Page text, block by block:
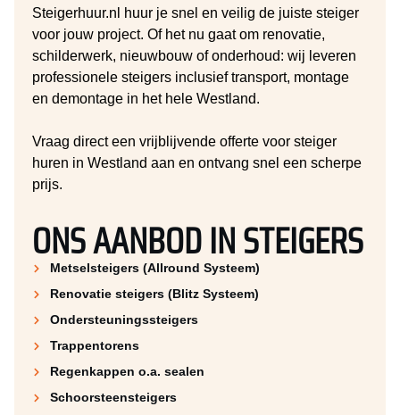
Steigerhuur.nl huur je snel en veilig de juiste steiger
voor jouw project. Of het nu gaat om renovatie,
schilderwerk, nieuwbouw of onderhoud: wij leveren
professionele steigers inclusief transport, montage
en demontage in het hele Westland.
Vraag direct een vrijblijvende offerte voor steiger
huren in Westland aan en ontvang snel een scherpe
prijs.
ONS AANBOD IN STEIGERS
Metselsteigers (Allround Systeem)
Renovatie steigers (Blitz Systeem)
Ondersteuningssteigers
Trappentorens
Regenkappen o.a. sealen
Schoorsteen­steigers